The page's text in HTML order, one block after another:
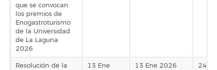
que se convocan
los premios de
Enogastroturismo
de la Universidad
de La Laguna
2026
Resolución de la
13 Ene
13 Ene 2026
24